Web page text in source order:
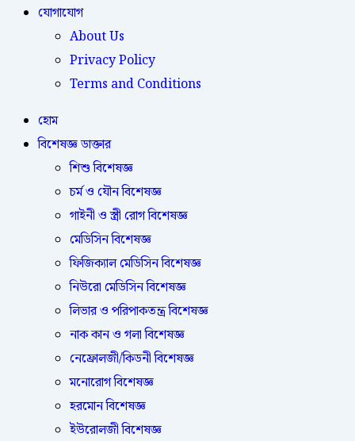
যোগাযোগ
About Us
Privacy Policy
Terms and Conditions
হোম
বিশেষজ্ঞ ডাক্তার
শিশু বিশেষজ্ঞ
চর্ম ও যৌন বিশেষজ্ঞ
গাইনী ও স্ত্রী রোগ বিশেষজ্ঞ
মেডিসিন বিশেষজ্ঞ
ফিজিক্যাল মেডিসিন বিশেষজ্ঞ
নিউরো মেডিসিন বিশেষজ্ঞ
লিভার ও পরিপাকতন্ত্র বিশেষজ্ঞ
নাক কান ও গলা বিশেষজ্ঞ
নেফ্রোলজী/কিডনী বিশেষজ্ঞ
মনোরোগ বিশেষজ্ঞ
হরমোন বিশেষজ্ঞ
ইউরোলজী বিশেষজ্ঞ